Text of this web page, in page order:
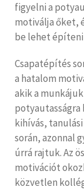
figyelni a
motiválja őket,
be lehet
Csapatépítés
a hatalom
akik a
potyautasságra
kihívás,
során, azonnal
úrrá rajtuk. Az
motivációt
közvetlen